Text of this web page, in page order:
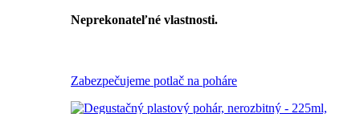
Neprekonateľné vlastnosti.
Zabezpečujeme potlač na poháre